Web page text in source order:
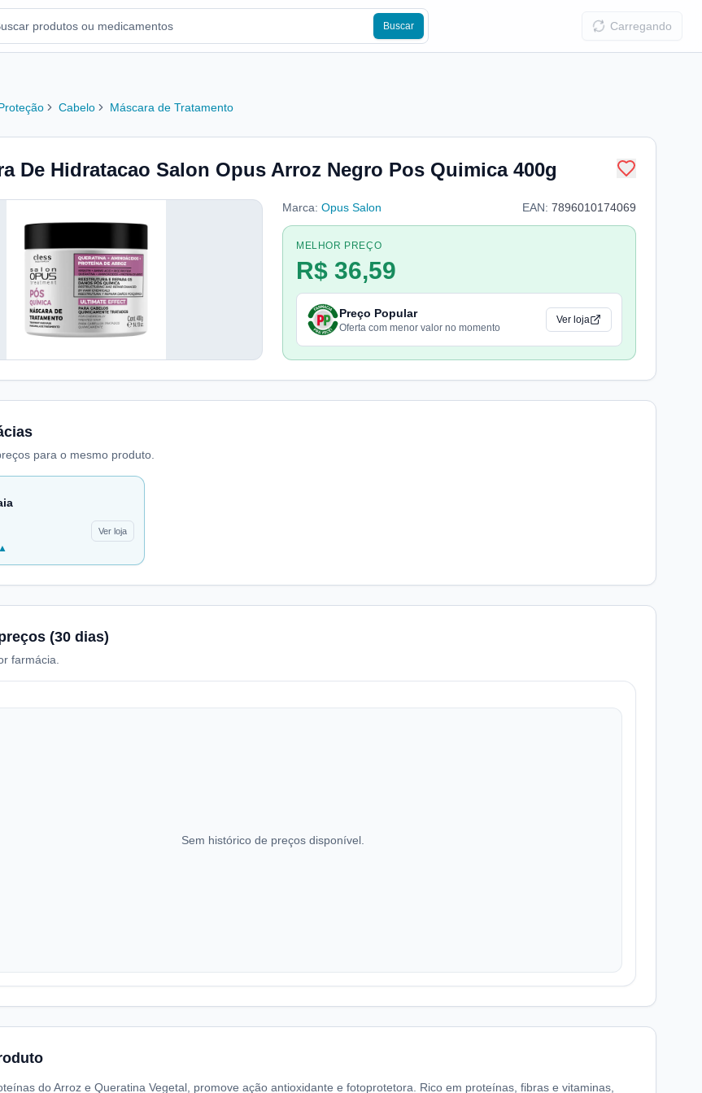
Buscar Carregando
Cabelo Máscara de Tratamento
De Hidratacao Salon Opus Arroz Negro Pos Quimica 400g
Marca: Opus Salon EAN: 7896010174069
MELHOR PREÇO
R$ 36,59
Preço Popular
Oferta com menor valor no momento
Ver loja
para o mesmo produto.
Ver loja
▲
(30 dias)
farmácia.
Sem histórico de preços disponível.
do Arroz e Queratina Vegetal, promove ação antioxidante e fotoprotetora. Rico em proteínas, fibras e vitaminas,